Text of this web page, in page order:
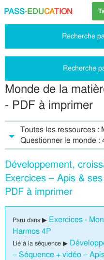
PASS-EDUCATION
Recherche
Recherche
Monde de la
- PDF à imprimer
Toutes les ressources :
Questionner le monde :
Développement,
Exercices – Apis &
PDF à imprimer
Paru dans ▶ Exercices -
Harmos 4P
Lié à la séquence ▶
– Séquence + vidéo –